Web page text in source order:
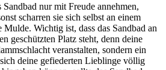
nur mit Freude annehmen,
scharren sie sich selbst an einem
Mulde. Wichtig ist, dass das Sandbad an
geschützten Platz steht, denn deine
veranstalten, sondern ein
deine gefiederten Lieblinge völlig